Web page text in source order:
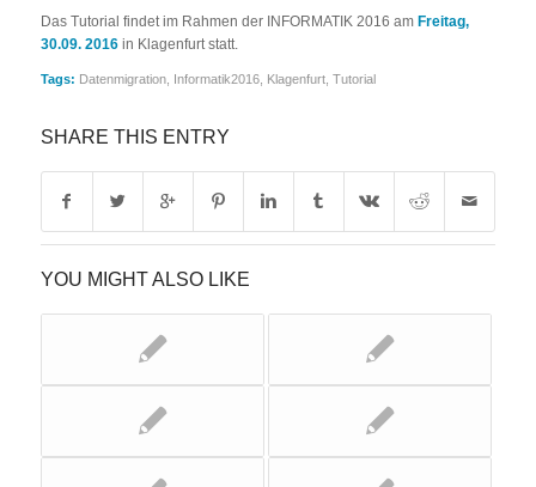
Das Tutorial findet im Rahmen der INFORMATIK 2016 am Freitag,
30.09. 2016in Klagenfurt statt.
Tags: Datenmigration, Informatik2016, Klagenfurt, Tutorial
SHARE THIS ENTRY
YOU MIGHT ALSO LIKE